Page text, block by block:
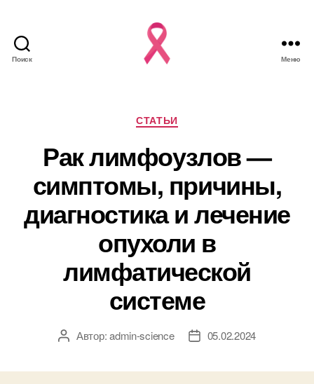
Поиск Меню
Рубрики
СТАТЬИ
Рак лимфоузлов —
симптомы, причины,
диагностика и лечение
опухоли в
лимфатической
системе
АвторАвтор:admin-science
Дата05.02.2024